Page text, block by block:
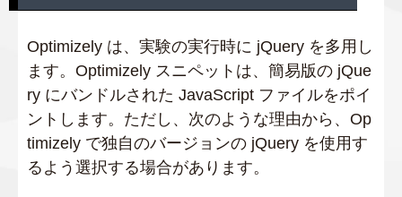
Optimizely は、実験の実行時に jQuery を多用し
ます。Optimizely スニペットは、簡易版の jQue
ry にバンドルされた JavaScript ファイルをポイ
ントします。ただし、次のような理由から、Op
timizely で独自のバージョンの jQuery を使用す
るよう選択する場合があります。